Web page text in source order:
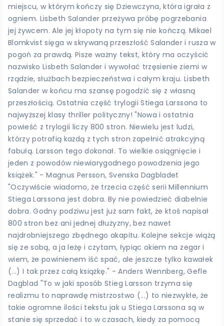
miejscu, w którym kończy się Dziewczyna, która igrała z
ogniem. Lisbeth Salander przeżywa próbę pogrzebania
jej żywcem. Ale jej kłopoty na tym się nie kończą. Mikael
Blomkvist sięga w skrywaną przeszłość Salander i rusza w
pogoń za prawdą. Pisze ważny tekst, który ma oczyścić
nazwisko Lisbeth Salander i wywołać trzęsienie ziemi w
rządzie, służbach bezpieczeństwa i całym kraju. Lisbeth
Salander w końcu ma szansę pogodzić się z własną
przeszłością. Ostatnia część trylogii Stiega Larssona to
najwyższej klasy thriller polityczny! "Nowa i ostatnia
powieść z trylogii liczy 800 stron. Niewielu jest ludzi,
którzy potrafią każdą z tych stron zapełnić atrakcyjną
fabułą. Larsson tego dokonał. To wielkie osiągnięcie i
jeden z powodów niewiarygodnego powodzenia jego
książek." - Magnus Persson, Svenska Dagbladet
"Oczywiście wiadomo, że trzecia część serii Millennium
Stiega Larssona jest dobra. By nie powiedzieć diabelnie
dobra. Godny podziwu jest już sam fakt, że ktoś napisał
800 stron bez ani jednej dłużyzny, bez nawet
najdrobniejszego zbędnego akapitu. Kolejne sekcje wiążą
się ze sobą, a ja leżę i czytam, łypiąc okiem na zegar i
wiem, że powinienem iść spać, ale jeszcze tylko kawałek
(...) I tak przez całą książkę." - Anders Wennberg, Gefle
Dagblad "To w jaki sposób Stieg Larsson trzyma się
realizmu to naprawdę mistrzostwo (...) to niezwykłe, że
takie ogromne ilości tekstu jak u Stiega Larssona są w
stanie się sprzedać i to w czasach, kiedy za pomocą